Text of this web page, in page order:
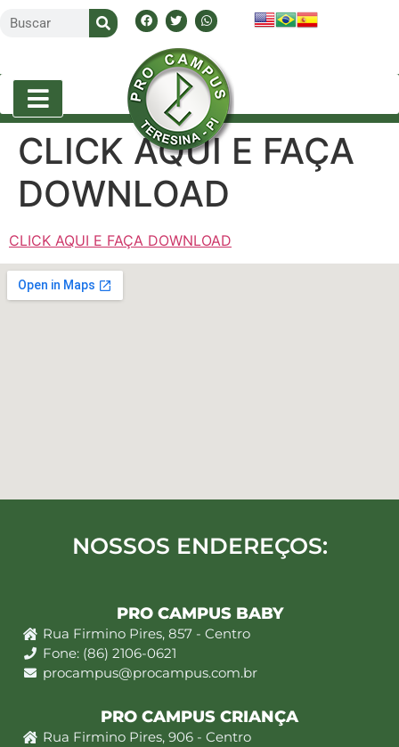
CLICK AQUI E FAÇA
DOWNLOAD
CLICK AQUI E FAÇA DOWNLOAD
NOSSOS ENDEREÇOS:
PRO CAMPUS BABY
Rua Firmino Pires, 857 - Centro
Fone: (86) 2106-0621
procampus@procampus.com.br
PRO CAMPUS CRIANÇA
Rua Firmino Pires, 906 - Centro